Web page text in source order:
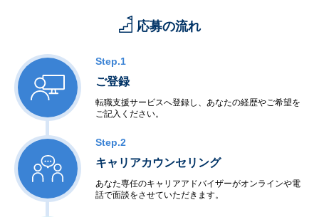
応募の流れ
Step.1
ご登録
転職支援サービスへ登録し、あなたの経歴やご希望を
ご記入ください。
Step.2
キャリアカウンセリング
あなた専任のキャリアアドバイザーがオンラインや電
話で面談をさせていただきます。